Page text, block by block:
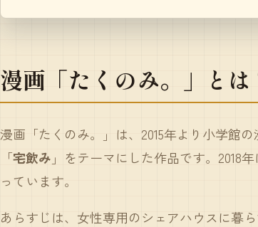
漫画「たくのみ。」とは
漫画 「たくのみ。」 は、2015年より小学館
「宅飲み 」をテーマにした作品です。2018
っています。
あらすじは、女性専用のシェアハウスに暮